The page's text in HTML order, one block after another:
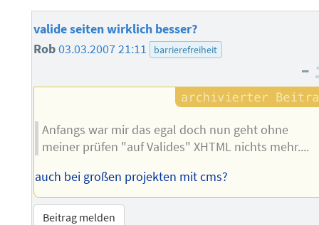
valide seiten wirklich besser?
Rob03.03.2007 21:11 barrierefreiheit
–
Anfangs war mir das egal doch nun geht ohne
meiner prüfen "auf Valides" XHTML nichts mehr....
auch bei großen projekten mit cms?
Beitrag melden